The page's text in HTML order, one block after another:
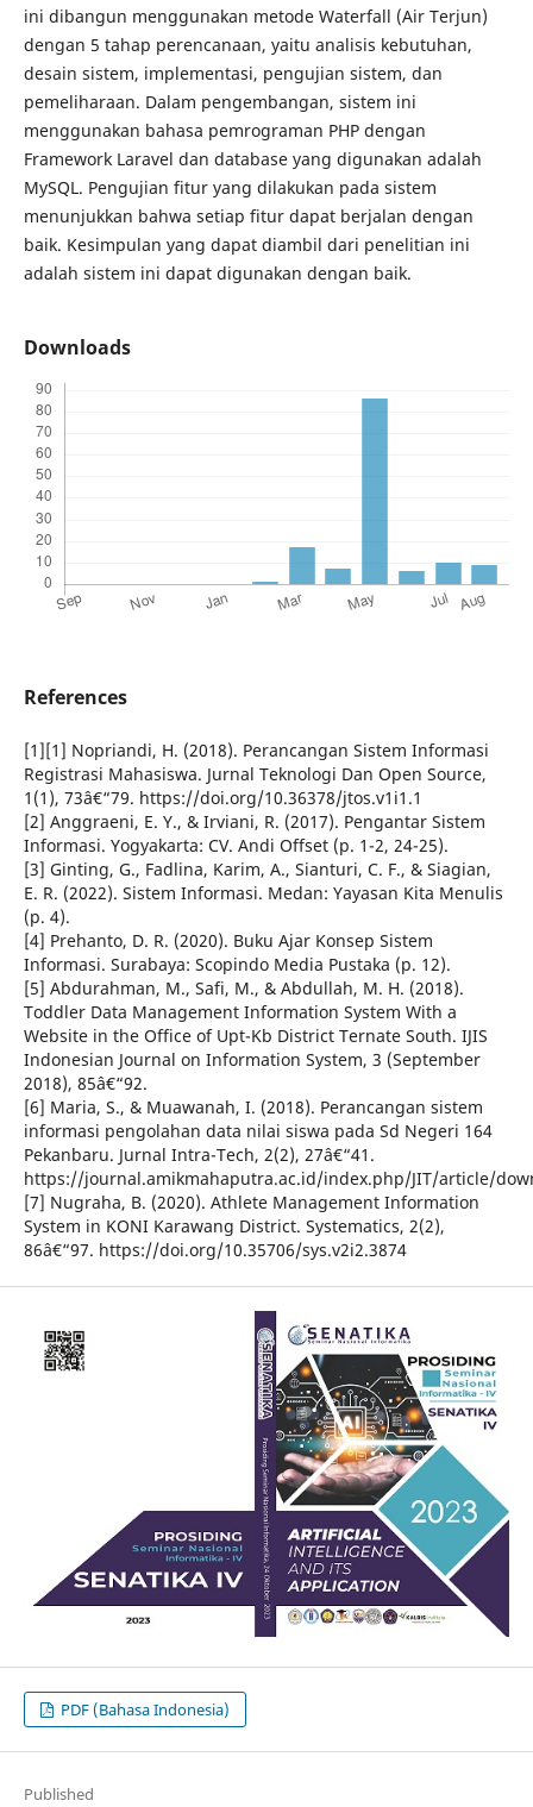
ini dibangun menggunakan metode Waterfall (Air Terjun)
dengan 5 tahap perencanaan, yaitu analisis kebutuhan,
desain sistem, implementasi, pengujian sistem, dan
pemeliharaan. Dalam pengembangan, sistem ini
menggunakan bahasa pemrograman PHP dengan
Framework Laravel dan database yang digunakan adalah
MySQL. Pengujian fitur yang dilakukan pada sistem
menunjukkan bahwa setiap fitur dapat berjalan dengan
baik. Kesimpulan yang dapat diambil dari penelitian ini
adalah sistem ini dapat digunakan dengan baik.
Downloads
References
[1][1] Nopriandi, H. (2018). Perancangan Sistem Informasi
Registrasi Mahasiswa. Jurnal Teknologi Dan Open Source,
1(1), 73â€“79. https://doi.org/10.36378/jtos.v1i1.1
[2] Anggraeni, E. Y., & Irviani, R. (2017). Pengantar Sistem
Informasi. Yogyakarta: CV. Andi Offset (p. 1-2, 24-25).
[3] Ginting, G., Fadlina, Karim, A., Sianturi, C. F., & Siagian,
E. R. (2022). Sistem Informasi. Medan: Yayasan Kita Menulis
(p. 4).
[4] Prehanto, D. R. (2020). Buku Ajar Konsep Sistem
Informasi. Surabaya: Scopindo Media Pustaka (p. 12).
[5] Abdurahman, M., Safi, M., & Abdullah, M. H. (2018).
Toddler Data Management Information System With a
Website in the Office of Upt-Kb District Ternate South. IJIS
Indonesian Journal on Information System, 3 (September
2018), 85â€“92.
[6] Maria, S., & Muawanah, I. (2018). Perancangan sistem
informasi pengolahan data nilai siswa pada Sd Negeri 164
Pekanbaru. Jurnal Intra-Tech, 2(2), 27â€“41.
https://journal.amikmahaputra.ac.id/index.php/JIT/article/
[7] Nugraha, B. (2020). Athlete Management Information
System in KONI Karawang District. Systematics, 2(2),
86â€“97. https://doi.org/10.35706/sys.v2i2.3874
PDF (Bahasa Indonesia)
Published